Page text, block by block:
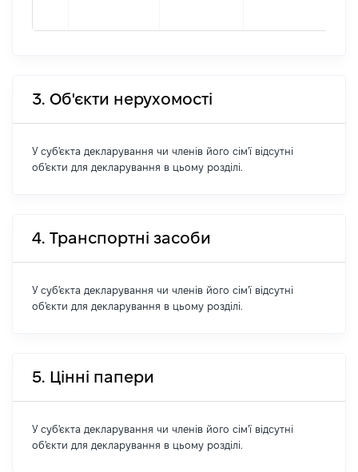
3. Об'єкти нерухомості
У суб'єкта декларування чи членів його сім'ї відсутні
об'єкти для декларування в цьому розділі.
4. Транспортні засоби
У суб'єкта декларування чи членів його сім'ї відсутні
об'єкти для декларування в цьому розділі.
5. Цінні папери
У суб'єкта декларування чи членів його сім'ї відсутні
об'єкти для декларування в цьому розділі.